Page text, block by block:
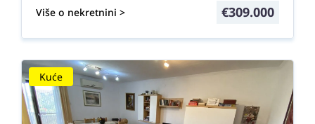
Više o nekretnini > €309.000
Kuće